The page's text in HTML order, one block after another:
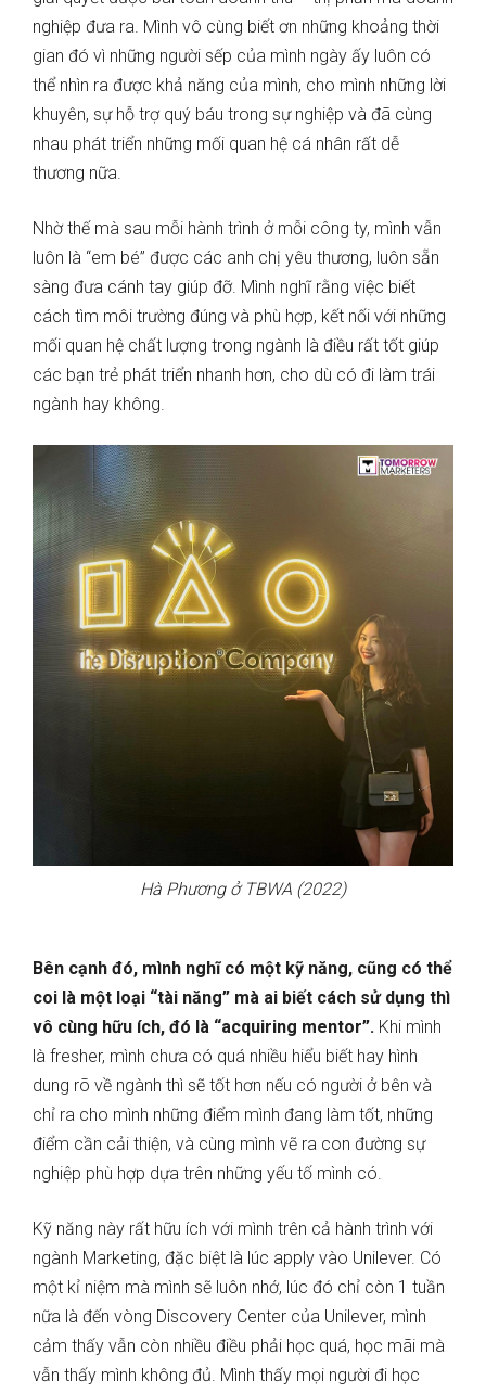
nghiệp đưa ra. Mình vô cùng biết ơn những khoảng thời
gian đó vì những người sếp của mình ngày ấy luôn có
thể nhìn ra được khả năng của mình, cho mình những lời
khuyên, sự hỗ trợ quý báu trong sự nghiệp và đã cùng
nhau phát triển những mối quan hệ cá nhân rất dễ
thương nữa.
Nhờ thế mà sau mỗi hành trình ở mỗi công ty, mình vẫn
luôn là “em bé” được các anh chị yêu thương, luôn sẵn
sàng đưa cánh tay giúp đỡ. Mình nghĩ rằng việc biết
cách tìm môi trường đúng và phù hợp, kết nối với những
mối quan hệ chất lượng trong ngành là điều rất tốt giúp
các bạn trẻ phát triển nhanh hơn, cho dù có đi làm trái
ngành hay không.
Hà Phương ở TBWA (2022)
Bên cạnh đó, mình nghĩ có một kỹ năng, cũng có thể
coi là một loại “tài năng” mà ai biết cách sử dụng thì
vô cùng hữu ích, đó là “acquiring mentor”. Khi mình
là fresher, mình chưa có quá nhiều hiểu biết hay hình
dung rõ về ngành thì sẽ tốt hơn nếu có người ở bên và
chỉ ra cho mình những điểm mình đang làm tốt, những
điểm cần cải thiện, và cùng mình vẽ ra con đường sự
nghiệp phù hợp dựa trên những yếu tố mình có.
Kỹ năng này rất hữu ích với mình trên cả hành trình với
ngành Marketing, đặc biệt là lúc apply vào Unilever. Có
một kỉ niệm mà mình sẽ luôn nhớ, lúc đó chỉ còn 1 tuần
nữa là đến vòng Discovery Center của Unilever, mình
cảm thấy vẫn còn nhiều điều phải học quá, học mãi mà
vẫn thấy mình không đủ. Mình thấy mọi người đi học